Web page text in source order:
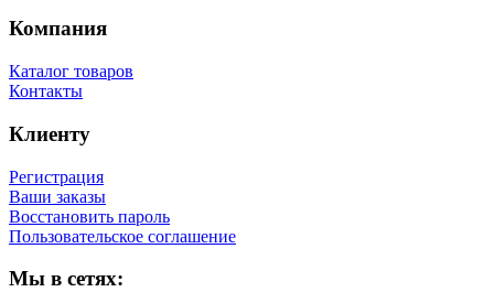
Компания
Каталог товаров
Контакты
Клиенту
Регистрация
Ваши заказы
Восстановить пароль
Пользовательское соглашение
Мы в сетях: